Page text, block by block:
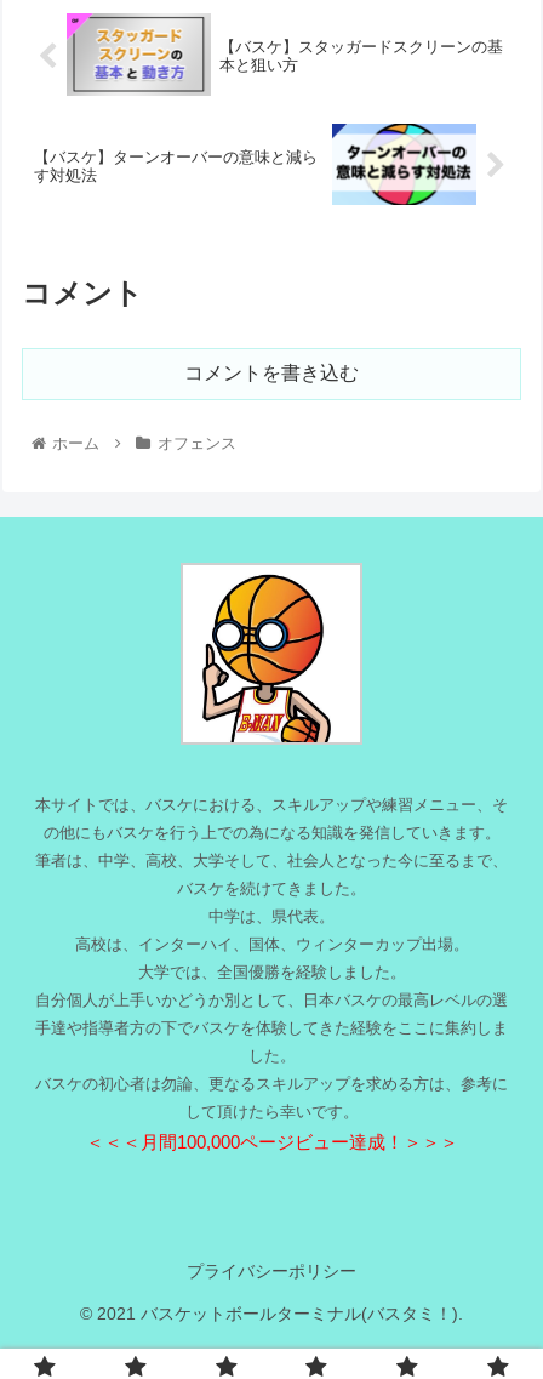
【バスケ】スタッガードスクリーンの基
本と狙い方
【バスケ】ターンオーバーの意味と減ら
す対処法
コメント
コメントを書き込む
ホーム オフェンス
本サイトでは、バスケにおける、スキルアップや練習メニュー、そ
の他にもバスケを行う上での為になる知識を発信していきます。
筆者は、中学、高校、大学そして、社会人となった今に至るまで、
バスケを続けてきました。
中学は、県代表。
高校は、インターハイ、国体、ウィンターカップ出場。
大学では、全国優勝を経験しました。
自分個人が上手いかどうか別として、日本バスケの最高レベルの選
手達や指導者方の下でバスケを体験してきた経験をここに集約しま
した。
バスケの初心者は勿論、更なるスキルアップを求める方は、参考に
して頂けたら幸いです。
＜＜＜月間100,000ページビュー達成！＞＞＞
プライバシーポリシー
© 2021 バスケットボールターミナル(バスタミ！).